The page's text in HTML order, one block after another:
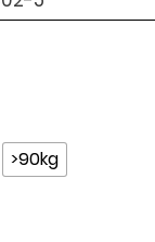
>90kg